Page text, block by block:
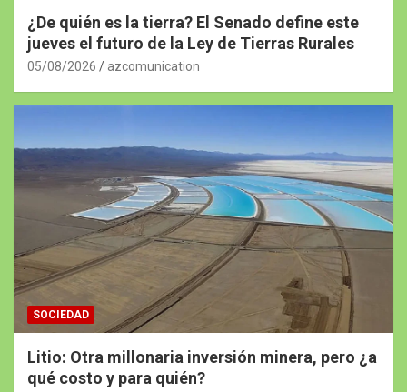
¿De quién es la tierra? El Senado define este
jueves el futuro de la Ley de Tierras Rurales
05/08/2026 azcomunication
SOCIEDAD
Litio: Otra millonaria inversión minera, pero ¿a
qué costo y para quién?